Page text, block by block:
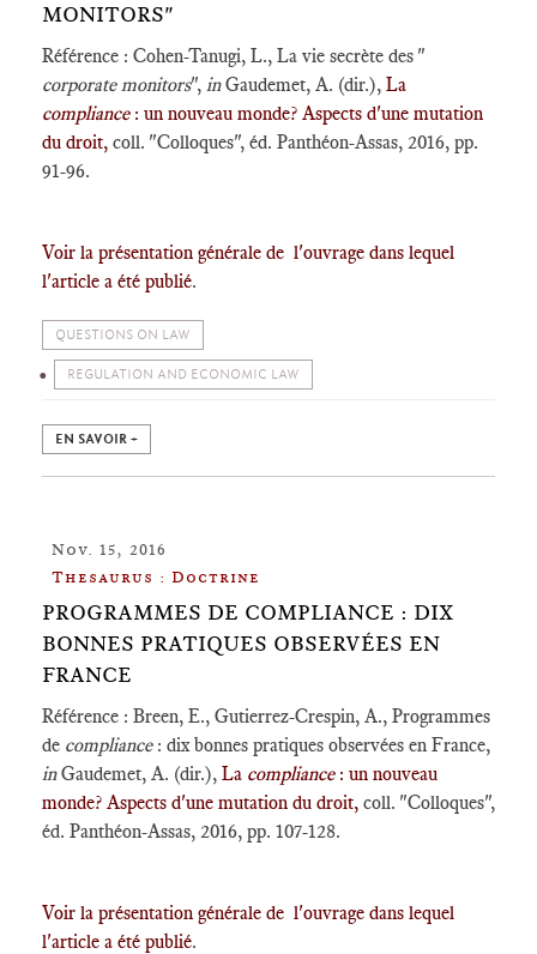
MONITORS"
Référence : Cohen-Tanugi, L., La vie secrète des "
corporate monitors", inGaudemet, A. (dir.), La
compliance : un nouveau monde? Aspects d'une mutation
du droit, coll. "Colloques", éd. Panthéon-Assas, 2016, pp.
91-96.
Voir la présentation générale de l'ouvrage dans lequel
l'article a été publié.
QUESTIONS ON LAW
REGULATION AND ECONOMIC LAW
EN SAVOIR +
Nov. 15, 2016
Thesaurus : Doctrine
PROGRAMMES DE COMPLIANCE : DIX
BONNES PRATIQUES OBSERVÉES EN
FRANCE
Référence : Breen, E., Gutierrez-Crespin, A., Programmes
de compliance: dix bonnes pratiques observées en France,
inGaudemet, A. (dir.), La compliance : un nouveau
monde? Aspects d'une mutation du droit, coll. "Colloques",
éd. Panthéon-Assas, 2016, pp. 107-128.
Voir la présentation générale de l'ouvrage dans lequel
l'article a été publié.